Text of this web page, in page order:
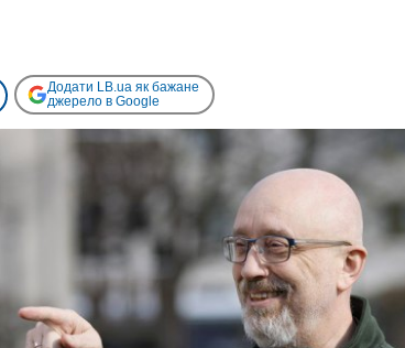
Додати LB.ua як бажане
джерело в Google